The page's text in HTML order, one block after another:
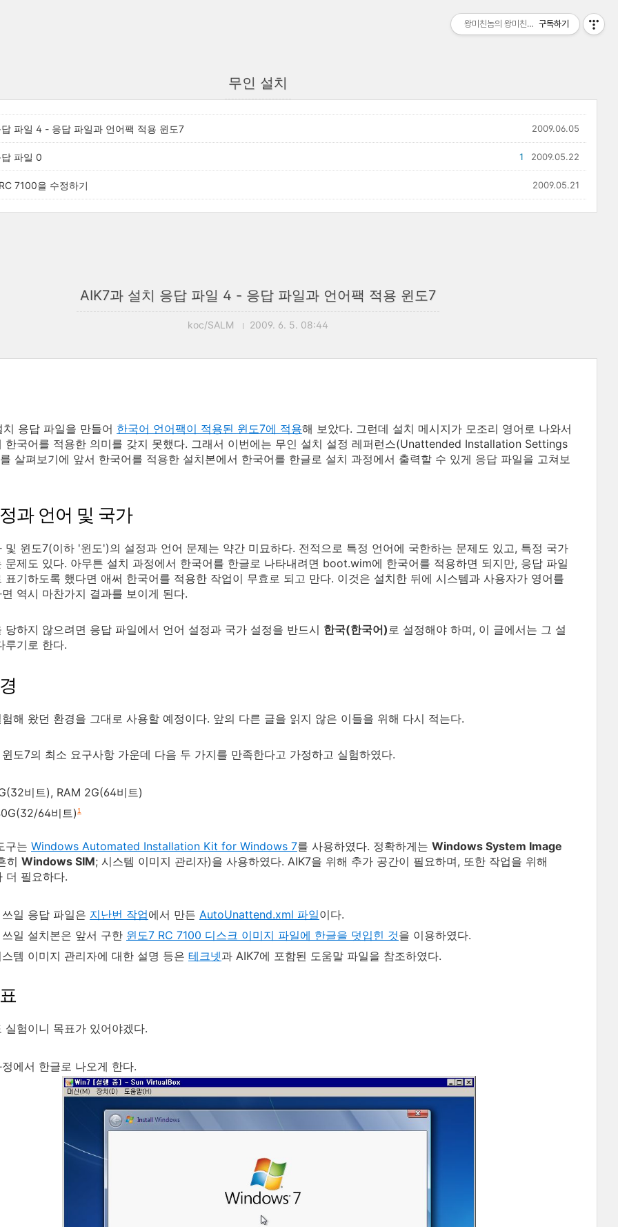
무인 설치
파일 4 - 응답 파일과 언어팩 적용 윈도7 2009.06.05
파일 0 2009.05.22
1
7100을 수정하기 2009.05.21
AIK7과 설치 응답 파일 4 - 응답 파일과 언어팩 적용 윈도7
koc/SALM 2009. 6. 5. 08:44
응답 파일을 만들어 한국어 언어팩이 적용된 윈도7에 적용해 보았다. 그런데 설치 메시지가 모조리 영어로 나와서
한국어를 적용한 의미를 갖지 못했다. 그래서 이번에는 무인 설치 설정 레퍼런스(Unattended Installation Settings
살펴보기에 앞서 한국어를 적용한 설치본에서 한국어를 한글로 설치 과정에서 출력할 수 있게 응답 파일을 고쳐보
과 언어 및 국가
및 윈도7(이하 '윈도')의 설정과 언어 문제는 약간 미묘하다. 전적으로 특정 언어에 국한하는 문제도 있고, 특정 국가
문제도 있다. 아무튼 설치 과정에서 한국어를 한글로 나타내려면 boot.wim에 한국어를 적용하면 되지만, 응답 파일
표기하도록 했다면 애써 한국어를 적용한 작업이 무효로 되고 만다. 이것은 설치한 뒤에 시스템과 사용자가 영어를
역시 마찬가지 결과를 보이게 된다.
당하지 않으려면 응답 파일에서 언어 설정과 국가 설정을 반드시 한국(한국어)로 설정해야 하며, 이 글에서는 그 설
루기로 한다.
해 왔던 환경을 그대로 사용할 예정이다. 앞의 다른 글을 읽지 않은 이들을 위해 다시 적는다.
도7의 최소 요구사항 가운데 다음 두 가지를 만족한다고 가정하고 실험하였다.
비트), RAM 2G(64비트)
64비트) 1
구는 Windows Automated Installation Kit for Windows 7를 사용하였다. 정확하게는 Windows System Image
히 Windows SIM; 시스템 이미지 관리자)을 사용하였다. AIK7을 위해 추가 공간이 필요하며, 또한 작업을 위해
더 필요하다.
일 응답 파일은 지난번 작업에서 만든 AutoUnattend.xml 파일이다.
일 설치본은 앞서 구한 윈도7 RC 7100 디스크 이미지 파일에 한글을 덧입힌 것을 이용하였다.
템 이미지 관리자에 대한 설명 등은 테크넷과 AIK7에 포함된 도움말 파일을 참조하였다.
실험이니 목표가 있어야겠다.
에서 한글로 나오게 한다.
왕미친놈의 왕미친세상구독하기